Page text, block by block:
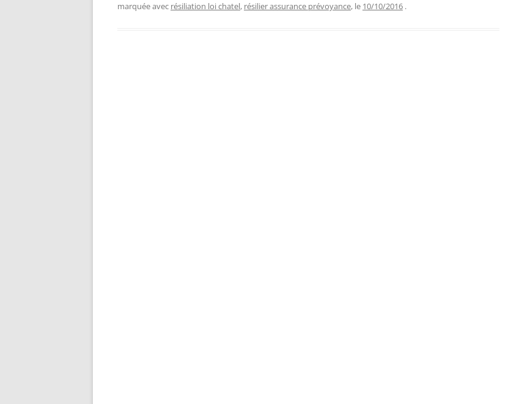
marquée avec résiliation loi chatel, résilier assurance prévoyance, le 10/10/2016 .